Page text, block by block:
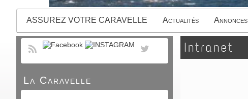
ASSUREZ VOTRE CARAVELLE Actualités Annonces
La Caravelle
Intranet